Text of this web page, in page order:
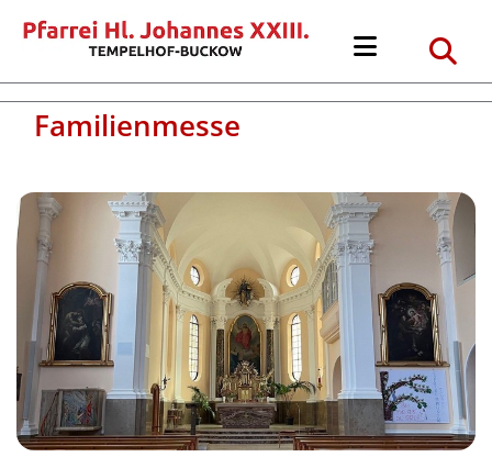
Familienmesse